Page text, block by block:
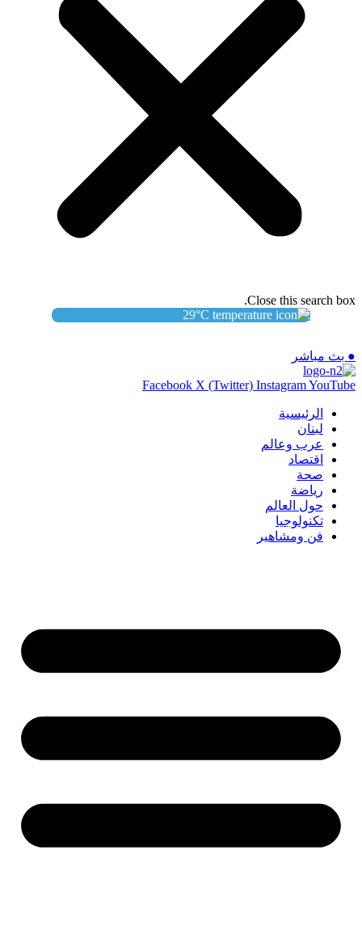
Close this search box.
29°C
● بث مباشر
Facebook X (Twitter) InstagramYouTube
الرئيسية
لبنان
عرب وعالم
اقتصاد
صحة
رياضة
حول العالم
تكنولوجيا
فن ومشاهير